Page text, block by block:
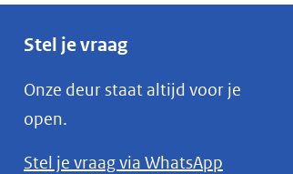
Stel je vraag
Onze deur staat altijd voor je
open.
Stel je vraag via WhatsApp